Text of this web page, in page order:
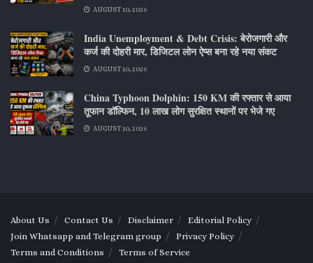
AUGUST 10, 2026
India Unemployment & Debt Crisis: बेरोजगारी और
कर्ज की दोहरी मार, डिजिटल लोन ऐप्स बना रहे नया संकट
AUGUST 10, 2026
China Typhoon Dolphin: 150 KM की रफ्तार से आया
तूफान डॉल्फिन, 10 लाख लोग सुरक्षित स्थानों पर भेजे गए
AUGUST 10, 2026
About Us Contact Us Disclaimer
Editorial Policy
Join Whatsapp and Telegram group
Privacy Policy
Terms and Conditions
Terms of Service